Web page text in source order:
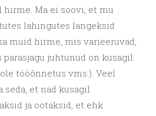
Ma ei soovi, et mu
lahingutes langeksid
muid hirme, mis varieeruvad,
juhtunud on kusagil:
tööõnnetus vms.). Veel
seda, et nad kusagil
ja ootaksid, et ehk